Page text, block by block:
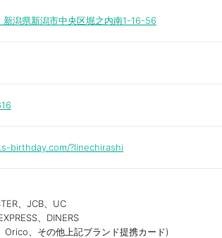
新潟県新潟市中央区堀之内南1-16-56
birthday.com/?linechirashi
、JCB、UC
、DINERS
Orico、その他上記ブランド提携カード)